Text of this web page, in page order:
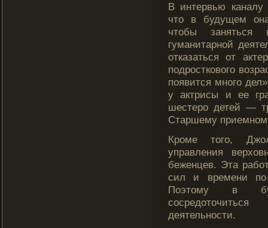
В интервью
что в будущем
чтобы заняться
гуманитарной
отказаться от
подросткового
появится много
у актрисы и ее
шестеро детей —
Старшему
Кроме того,
управления
беженцев. Эта
сил и времени по
Поэтому в
деятельности.